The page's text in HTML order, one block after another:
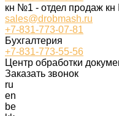
кн №1 - отдел продаж кн
sales@drobmash.ru
+7-831-773-07-81
Бухгалтерия
+7-831-773-55-56
Центр обработки
Заказать звонок
ru
en
be